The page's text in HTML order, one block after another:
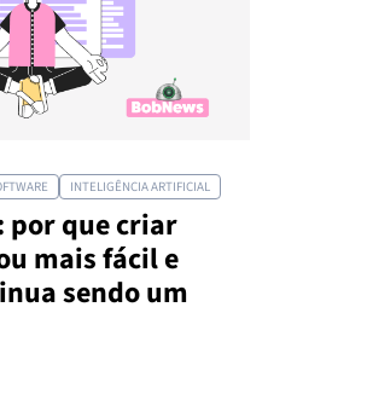
INTELIGÊNCIA ARTIFICIAL
por que criar
mais fácil e
sendo um